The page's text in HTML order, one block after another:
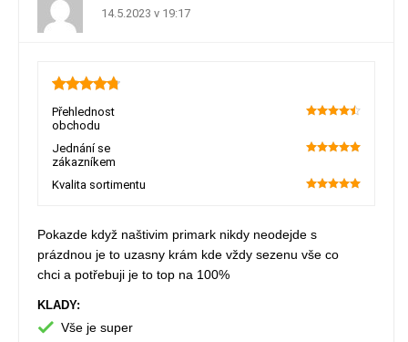
14.5.2023 v 19:17
4.8
Přehlednost
obchodu
Jednání se
zákazníkem
Kvalita sortimentu
Pokazde když naštivim primark nikdy neodejde s
prázdnou je to uzasny krám kde vždy sezenu vše co
chci a potřebuji je to top na 100%
KLADY:
Vše je super